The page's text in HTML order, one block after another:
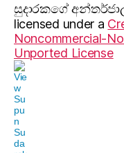
සුදාරක‍ගේ
licensed under a
Noncommercial-
Unported License